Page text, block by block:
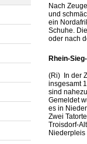
Nach
und
ein
Schuhe.
oder nach
Rhein-
(Ri) In der
insgesamt
sind
Gemeldet
es in
Zwei
Troisdorf-
Niederpleis